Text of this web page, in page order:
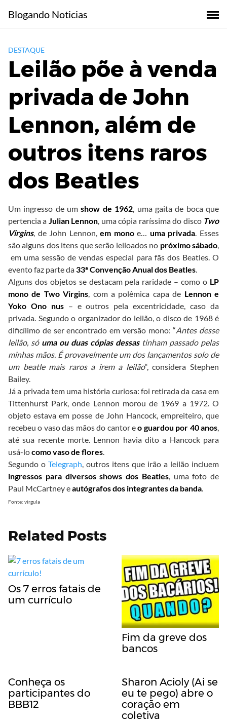
content
Blogando Noticias
DESTAQUE
Leilão põe à venda
privada de John
Lennon, além de
outros itens raros
dos Beatles
Um ingresso de umshow de 1962, uma gaita de boca que
pertencia a Julian Lennon, uma cópia raríssima do discoTwo
Virgins, de John Lennon,em monoe… uma privada. Esses
são alguns dos itens que serão leiloados no próximo sábado,
em uma sessão de vendas especial para fãs dos Beatles. O
evento faz parte da33ª Convenção Anual dos Beatles.
Alguns dos objetos se destacam pela raridade – como o LP
mono de Two Virgins, com a polêmica capa de Lennon e
Yoko Ono nus– e outros pela excentricidade, caso da
privada. Segundo o organizador do leilão, o disco de 1968 é
dificílimo de ser encontrado em versão mono: “Antes desse
leilão, só uma ou duas cópias dessastinham passado pelas
minhas mãos. É provavelmente um dos lançamentos solo de
um beatle mais raros a irem a leilão“, considera Stephen
Bailey.
Já a privada tem uma história curiosa: foi retirada da casa em
Tittenhurst Park, onde Lennon morou de 1969 a 1972. O
objeto estava em posse de John Hancock, empreiteiro, que
recebeu o vaso das mãos do cantor eo guardou por 40 anos,
até sua recente morte. Lennon havia dito a Hancock para
usá-locomo vaso de flores.
Segundo o Telegraph, outros itens que irão a leilão incluem
ingressos para diversos shows dos Beatles, uma foto de
Paul McCartney eautógrafos dos integrantes da banda.
Fonte: virgula
Related Posts
Os 7 erros fatais de
um currículo
Fim da greve dos
bancos
Conheça os
participantes do
BBB12
Sharon Acioly (Ai se
eu te pego) abre o
coração em
coletiva